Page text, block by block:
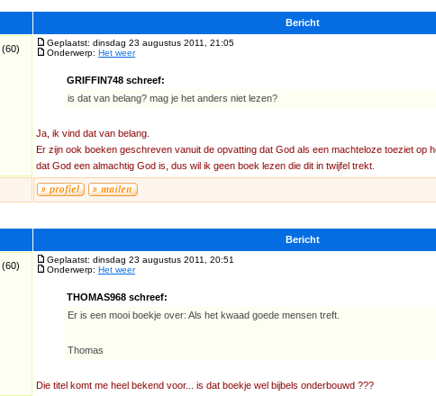
Bericht
(60)
Geplaatst: dinsdag 23 augustus 2011, 21:05
Onderwerp: Het weer
GRIFFIN748 schreef:
is dat van belang? mag je het anders niet lezen?
Ja, ik vind dat van belang.
Er zijn ook boeken geschreven vanuit de opvatting dat God als een machteloze toeziet op
dat God een almachtig God is, dus wil ik geen boek lezen die dit in twijfel trekt.
Bericht
(60)
Geplaatst: dinsdag 23 augustus 2011, 20:51
Onderwerp: Het weer
THOMAS968 schreef:
Er is een mooi boekje over: Als het kwaad goede mensen treft.
Thomas
Die titel komt me heel bekend voor... is dat boekje wel bijbels onderbouwd ???